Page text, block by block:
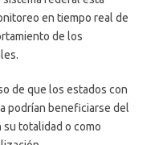
en tiempo real de
de los
de que los estados con
podrían beneficiarse del
su totalidad o como